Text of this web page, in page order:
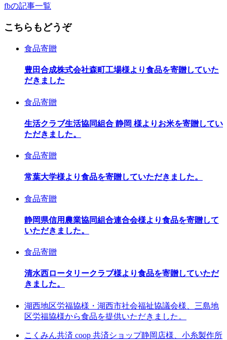
fbの記事一覧
こちらもどうぞ
食品寄贈
豊田合成株式会社森町工場様より食品を寄贈していた
だきました
食品寄贈
生活クラブ生活協同組合 静岡 様よりお米を寄贈してい
ただきました。
食品寄贈
常葉大学様より食品を寄贈していただきました。
食品寄贈
静岡県信用農業協同組合連合会様より食品を寄贈して
いただきました。
食品寄贈
清水西ロータリークラブ様より食品を寄贈していただ
きました。
湖西地区労福協様・湖西市社会福祉協議会様、三島地
区労福協様から食品を提供いただきました。
こくみん共済 coop 共済ショップ静岡店様、小糸製作所